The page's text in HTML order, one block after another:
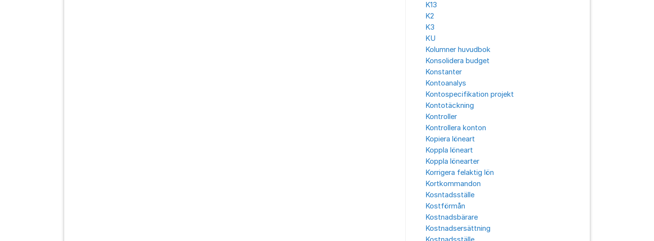
K13
K2
K3
KU
Kolumner huvudbok
Konsolidera budget
Konstanter
Kontoanalys
Kontospecifikation projekt
Kontotäckning
Kontroller
Kontrollera konton
Kopiera löneart
Koppla löneart
Koppla lönearter
Korrigera felaktig lön
Kortkommandon
Kosntadsställe
Kostförmån
Kostnadsbärare
Kostnadsersättning